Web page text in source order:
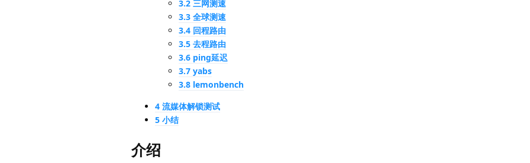
3.2 三网测速
3.3 全球测速
3.4 回程路由
3.5 去程路由
3.6 ping延迟
3.7 yabs
3.8 lemonbench
4 流媒体解锁测试
5 小结
介绍